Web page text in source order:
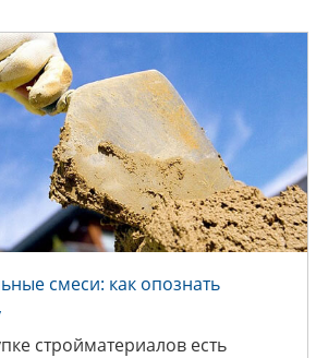
СМЕСИ: КАК
ПОДДЕЛКУ
смеси: как опознать
стройматериалов есть